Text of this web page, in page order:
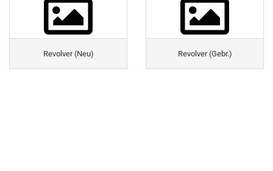
Revolver (Neu) Revolver (Gebr.)